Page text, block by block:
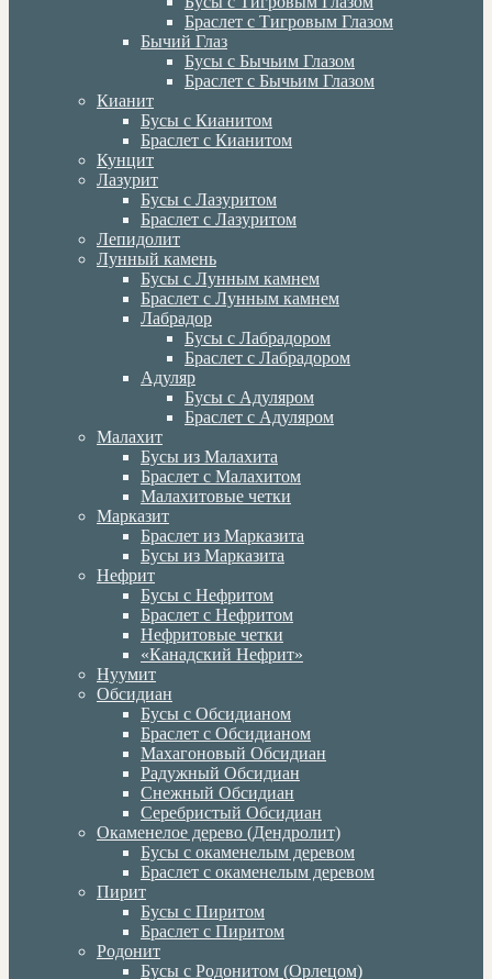
Браслет с Тигровым Глазом
Бычий Глаз
Бусы с Бычьим Глазом
Браслет с Бычьим Глазом
Кианит
Бусы с Кианитом
Браслет с Кианитом
Кунцит
Лазурит
Бусы с Лазуритом
Браслет с Лазуритом
Лепидолит
Лунный камень
Бусы с Лунным камнем
Браслет с Лунным камнем
Лабрадор
Бусы с Лабрадором
Браслет с Лабрадором
Адуляр
Бусы с Адуляром
Браслет с Адуляром
Малахит
Бусы из Малахита
Браслет с Малахитом
Малахитовые четки
Марказит
Браслет из Марказита
Бусы из Марказита
Нефрит
Бусы с Нефритом
Браслет с Нефритом
Нефритовые четки
«Канадский Нефрит»
Нуумит
Обсидиан
Бусы с Обсидианом
Браслет с Обсидианом
Махагоновый Обсидиан
Радужный Обсидиан
Снежный Обсидиан
Серебристый Обсидиан
Окаменелое дерево (Дендролит)
Бусы с окаменелым деревом
Браслет с окаменелым деревом
Пирит
Бусы с Пиритом
Браслет с Пиритом
Родонит
Бусы с Родонитом (Орлецом)